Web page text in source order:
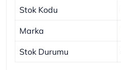
Stok Kodu
Marka
Stok Durumu